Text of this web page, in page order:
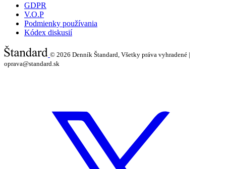
GDPR
V.O.P
Podmienky používania
Kódex diskusií
© 2026 Denník Štandard, Všetky práva vyhradené |
oprava@standard.sk